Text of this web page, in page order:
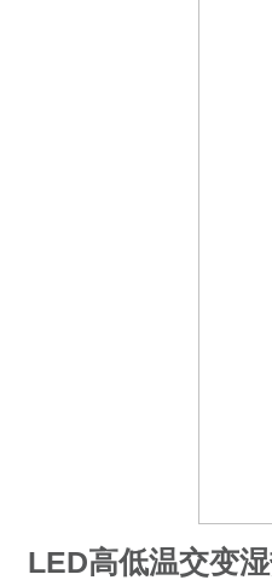
LED高低温交变